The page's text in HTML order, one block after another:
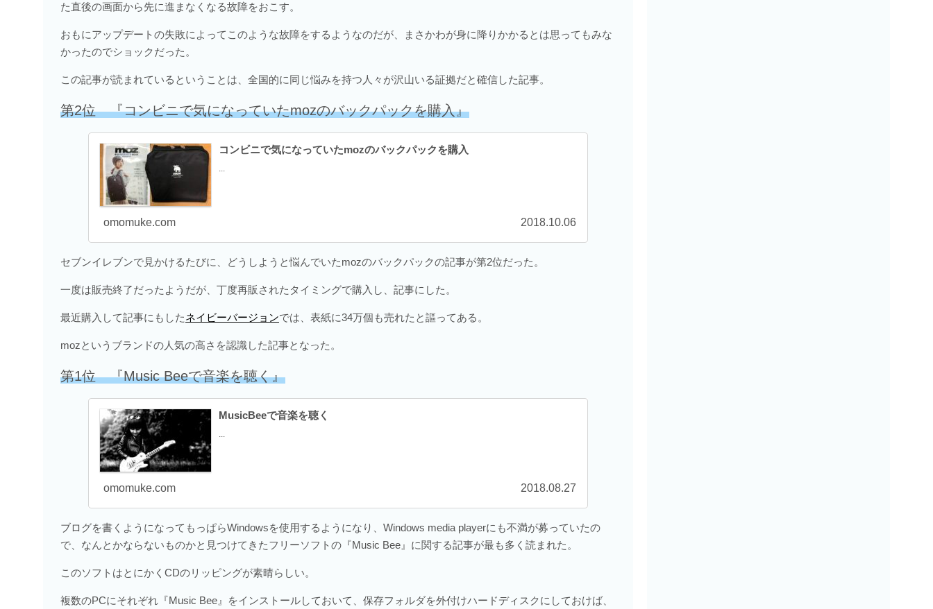
た直後の画面から先に進まなくなる故障をおこす。
おもにアップデートの失敗によってこのような故障をするようなのだが、まさかわが身に降りかかるとは思ってもみな
かったのでショックだった。
この記事が読まれているということは、全国的に同じ悩みを持つ人々が沢山いる証拠だと確信した記事。
第2位 『コンビニで気になっていたmozのバックパックを購入』
コンビニで気になっていたmozのバックパックを購入
omomuke.com 2018.10.06
セブンイレブンで見かけるたびに、どうしようと悩んでいたmozのバックパックの記事が第2位だった。
一度は販売終了だったようだが、丁度再販されたタイミングで購入し、記事にした。
最近購入して記事にもしたネイビーバージョンでは、表紙に34万個も売れたと謳ってある。
mozというブランドの人気の高さを認識した記事となった。
第1位 『Music Beeで音楽を聴く』
MusicBeeで音楽を聴く
omomuke.com 2018.08.27
ブログを書くようになってもっぱらWindowsを使用するようになり、Windows media playerにも不満が募っていたの
で、なんとかならないものかと見つけてきたフリーソフトの『Music Bee』に関する記事が最も多く読まれた。
このソフトはとにかくCDのリッピングが素晴らしい。
複数のPCにそれぞれ『Music Bee』をインストールしておいて、保存フォルダを外付けハードディスクにしておけば、